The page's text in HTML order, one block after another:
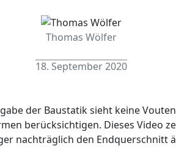
Thomas Wölfer
18. September 2020
der Baustatik sieht keine
berücksichtigen. Dieses Video
nachträglich den Endquerschnitt